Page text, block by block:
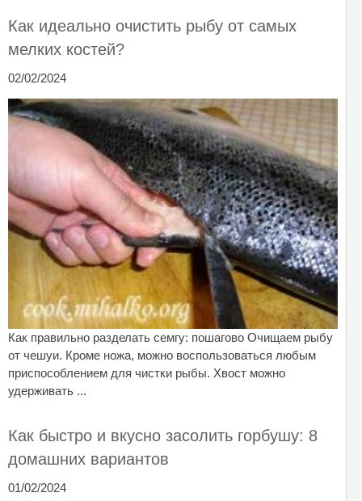
Как идеально очистить рыбу от самых
мелких костей?
02/02/2024
Как правильно разделать семгу: пошагово Очищаем рыбу
от чешуи. Кроме ножа, можно воспользоваться любым
приспособлением для чистки рыбы. Хвост можно
удерживать ...
Как быстро и вкусно засолить горбушу: 8
домашних вариантов
01/02/2024